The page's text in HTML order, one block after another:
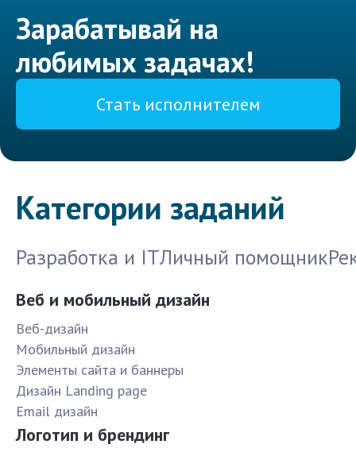
Зарабатывай на
любимых задачах!
Стать исполнителем
Категории заданий
Разработка и ITЛичный помощник
Веб и мобильный дизайн
Веб-дизайн
Мобильный дизайн
Элементы сайта и баннеры
Дизайн Landing page
Email дизайн
Логотип и брендинг